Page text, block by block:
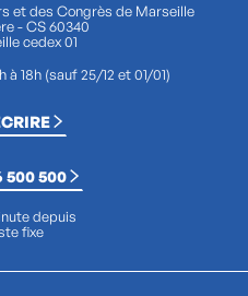
et des Congrès de Marseille
- CS 60340
cedex 01
18h (sauf 25/12 et 01/01)
500 500
depuis
fixe